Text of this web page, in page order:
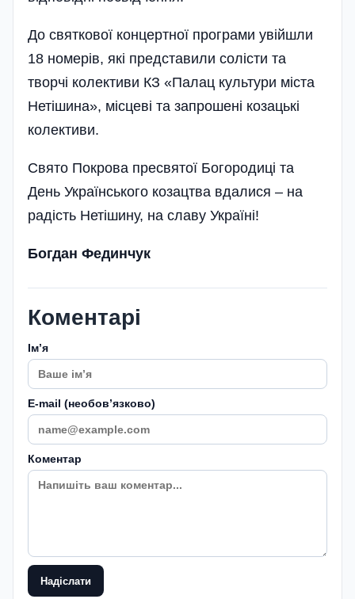
До святкової концертної програми увійшли
18 номерів, які представили солісти та
творчі колективи КЗ «Палац культури міста
Нетішина», місцеві та запрошені козацькі
колективи.
Свято Покрова пресвятої Богородиці та
День Українського козацтва вдалися – на
радість Нетішину, на славу Україні!
Богдан Фединчук
Коментарі
Імʼя
E-mail (необовʼязково)
Коментар
Надіслати